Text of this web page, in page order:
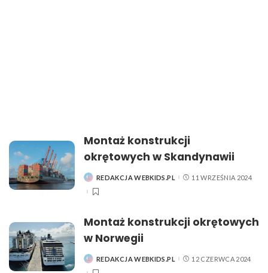
Montaż konstrukcji
okrętowych w Skandynawii
POSTED
REDAKCJA WEBKIDS.PL 11 WRZEŚNIA 2024
Montaż konstrukcji okrętowych
w Norwegii
POSTED
REDAKCJA WEBKIDS.PL 12 CZERWCA 2024